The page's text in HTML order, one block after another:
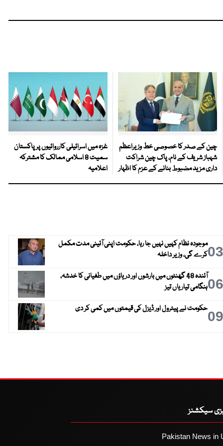
چین کے صدر کا خصوصی خط وزیراعظم
شہباز شریف کے نام، پاک چین شراکت
داری مزید مضبوط بنانے کے عزم کا اظہار
غزہ میں اسرائیلی کارروائیوں پر پاکستان
سمیت 8 اسلامی ممالک کا مشترکہ
اعلامیہ
03موجودہ نظام کہیں نہیں جا رہا، حکومت اپنی آئینی مدت مکمل
کرے گی، وزیر داخلہ
06
آئندہ 48 گھنٹوں میں بارشوں اور دریاؤں میں طغیانی کا خدشہ،
ہنگامی تیاریاں تیز
09حکومت نے پیٹرول اور ڈیزل کی قیمتوں میں کمی کر دی
سیکشنز
Pakistan News in